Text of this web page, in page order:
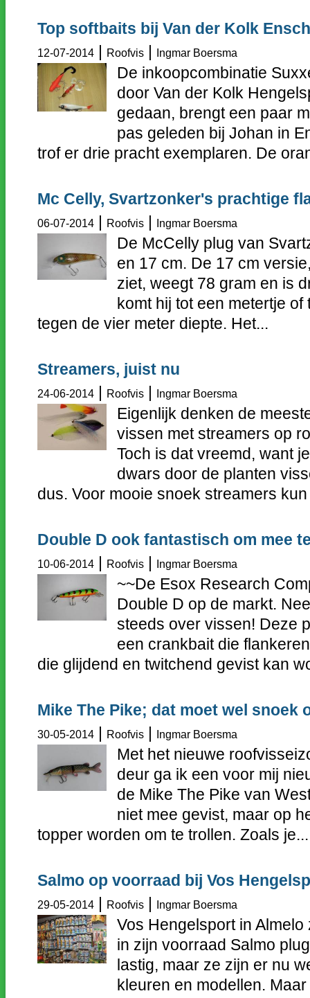
Top softbaits bij Van der Kolk
12-07-2014 | Roofvis | Ingmar Boersma
De inkoopcombinatie
door Van der Kolk
gedaan, brengt een paar
pas geleden bij Johan in
trof er drie pracht exemplaren. De
Mc Celly, Svartzonker's prachtige
06-07-2014 | Roofvis | Ingmar Boersma
De McCelly plug van
en 17 cm. De 17 cm
ziet, weegt 78 gram en is
komt hij tot een metertje
tegen de vier meter diepte. Het...
Streamers, juist nu
24-06-2014 | Roofvis | Ingmar Boersma
Eigenlijk denken de
vissen met streamers op
Toch is dat vreemd, want
dwars door de planten
dus. Voor mooie snoek streamers
Double D ook fantastisch om mee
10-06-2014 | Roofvis | Ingmar Boersma
~~De Esox Research
Double D op de markt.
steeds over vissen! Deze
een crankbait die
die glijdend en twitchend gevist kan
Mike The Pike; dat moet wel snoek
30-05-2014 | Roofvis | Ingmar Boersma
Met het nieuwe
deur ga ik een voor mij
de Mike The Pike van
niet mee gevist, maar op
topper worden om te trollen. Zoals je...
Salmo op voorraad bij Vos
29-05-2014 | Roofvis | Ingmar Boersma
Vos Hengelsport in
in zijn voorraad Salmo
lastig, maar ze zijn er nu
kleuren en modellen.